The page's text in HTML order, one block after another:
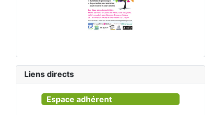
Liens directs
Espace adhérent